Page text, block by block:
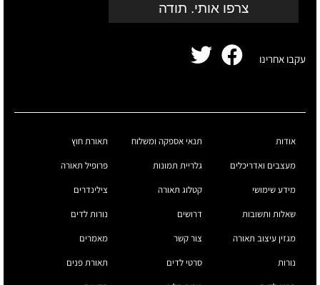
צרפו אותי. תודה
עקבו אחרינו
אודות
מעצבים ואדריכלים
מידע שימושי
שאלות ותשובות
מגזין עיצוב תאורה
תנאי אספקה ומשלוח
גלריית תמונות
קטלוג תאורה
דרושים
צור קשר
תאורת חוץ
פרופיל תאורה
צילינדרים
נורות לדים
מאמרים
נורות
סרטי לדים
תאורת פנים